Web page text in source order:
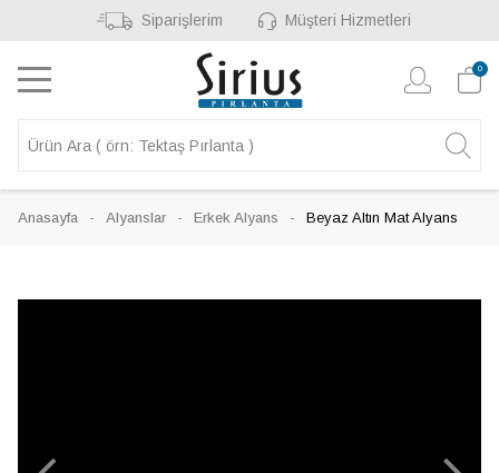
Siparişlerim Müşteri Hizmetleri
0
Anasayfa Alyanslar Erkek Alyans Beyaz Altın Mat Alyans